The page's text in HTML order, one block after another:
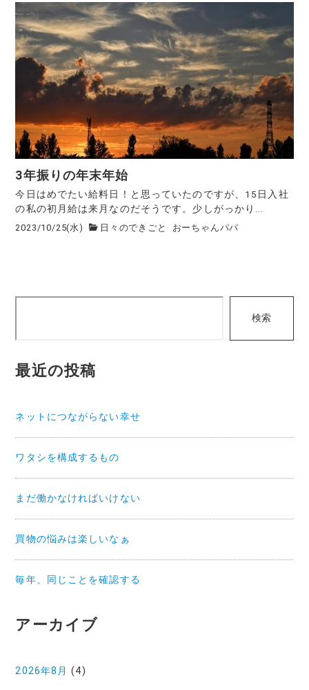
3年振りの年末年始
今日はめでたい給料日！と思っていたのですが、15日入社
の私の初月給は来月なのだそうです。少しがっかり...
2023/10/25(水) 日々のできごと おーちゃんパパ
検索
最近の投稿
ネットにつながらない幸せ
ワタシを構成するもの
まだ働かなければいけない
買物の悩みは楽しいなぁ
毎年、同じことを確認する
アーカイブ
2026年8月 (4)